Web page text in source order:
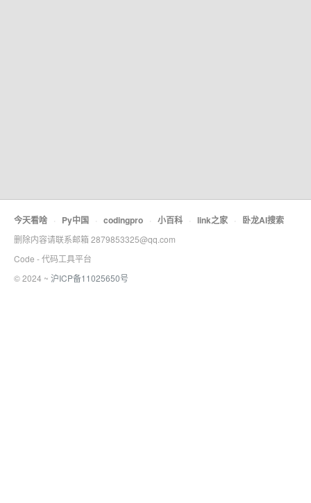
今天看啥 · Py中国 · codingpro · 小百科 · link之家 · 卧龙AI搜索
删除内容请联系邮箱 2879853325@qq.com
Code - 代码工具平台
© 2024 ~ 沪ICP备11025650号